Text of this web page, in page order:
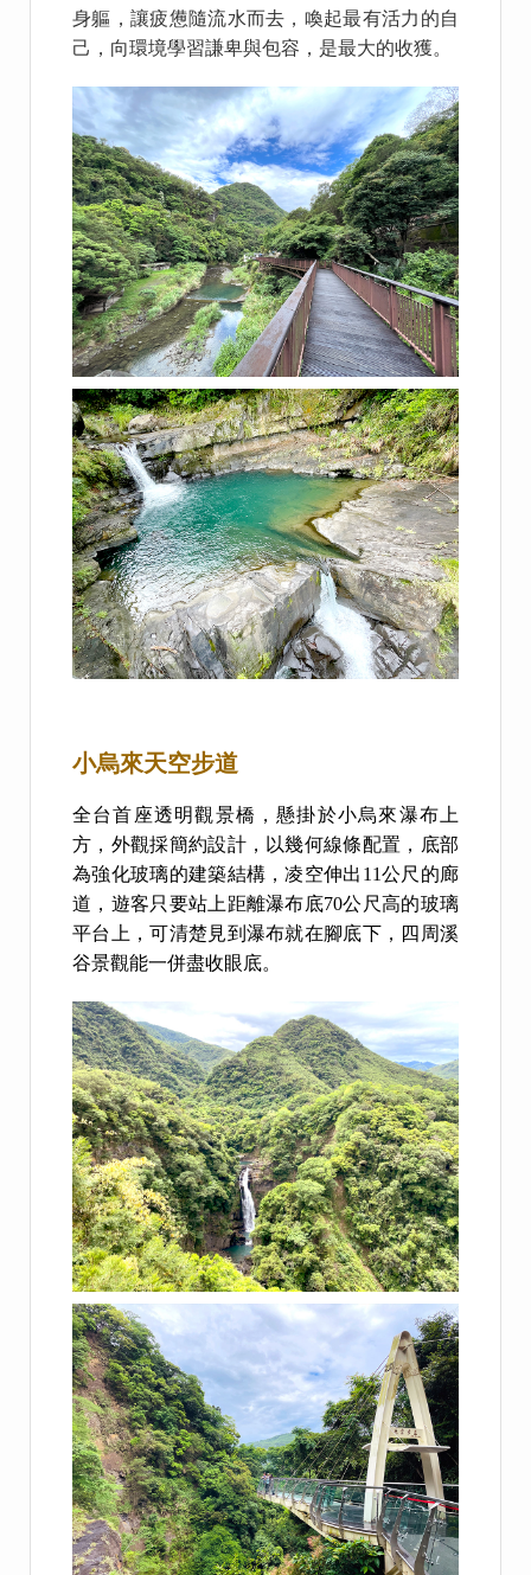
身軀，讓疲憊隨流水而去，喚起最有活力的自
己，向環境學習謙卑與包容，是最大的收獲。
小烏來天空步道
全台首座透明觀景橋，懸掛於小烏來瀑布上
方，外觀採簡約設計，以幾何線條配置，底部
為強化玻璃的建築結構，凌空伸出11公尺的廊
道，遊客只要站上距離瀑布底70公尺高的玻璃
平台上，可清楚見到瀑布就在腳底下，四周溪
谷景觀能一併盡收眼底。